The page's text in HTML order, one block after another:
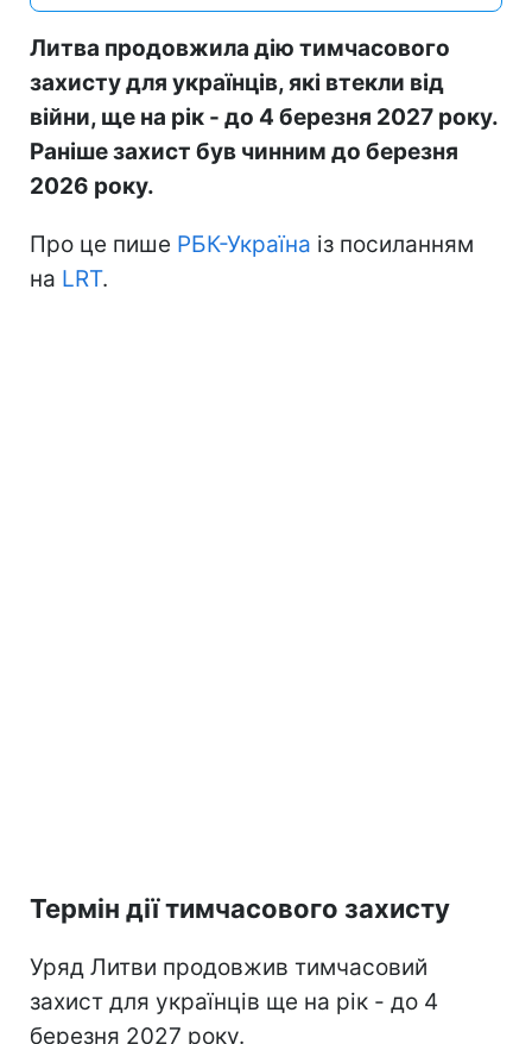
Литва продовжила дію тимчасового
захисту для українців, які втекли від
війни, ще на рік - до 4 березня 2027 року.
Раніше захист був чинним до березня
2026 року.
Про це пише РБК-Україна із посиланням
на LRT.
Термін дії тимчасового захисту
Уряд Литви продовжив тимчасовий
захист для українців ще на рік - до 4
березня 2027 року.